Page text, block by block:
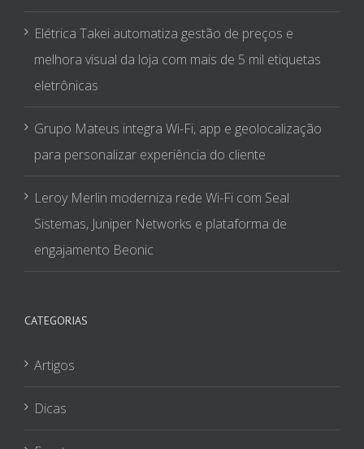
Grupo Mateus integra Wi-Fi, app e geolocalização
para personalizar experiência do cliente
Leroy Merlin moderniza rede Wi-Fi com Seal
Sistemas, Juniper Networks e plataforma de
engajamento Beonic
CATEGORIAS
Artigos